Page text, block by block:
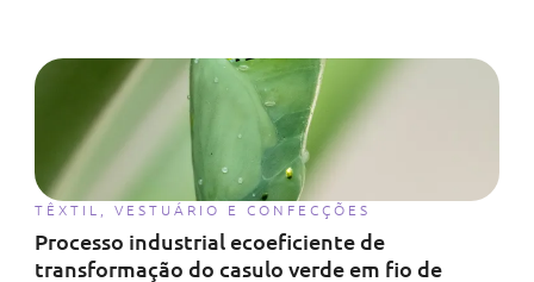
Processo industrial ecoeficiente de
transformação do casulo verde em fio de
TÊXTIL, VESTUÁRIO E CONFECÇÕES